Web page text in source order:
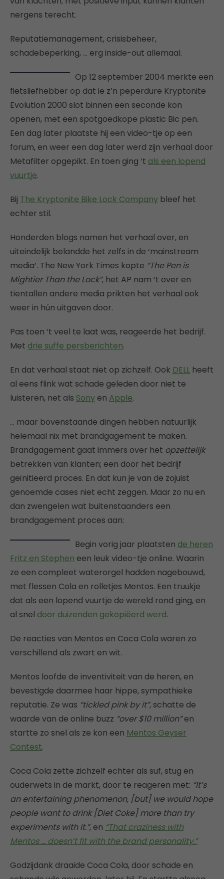
nergens terecht.
Reputatiemanagement, crisisbeheer,
schadebeperking, … erg inside-out allemaal.
Op 12 september 2004 merkte een
fietsliefhebber op dat ie z’n peperdure Kryptonite
Evolution 2000 slot binnen een seconde kon
openen, met een spotgoedkope plastic Bic pen.
Een dag later plaatste hij een video-tje op een
forum, en weer een dag later werd zijn verhaal door
Metafilter opgepikt. En toen ging ‘t als een lopend
vuurtje.
Bij The Kryptonite Bike Lock Company bleef het
echter stil.
Honderden blogs namen het verhaal over, en
uiteindelijk belandde het zelfs in de ‘mainstream
media’. The New York Times kopte “The Pen is
Mightier Than the Lock”, het AP nam ‘t over en
tientallen andere media prikten het verhaal ook
weer in hún uitgaven door.
Pas toen ‘t veel te laat was, reageerde het bedrijf.
Met drie suffe persberichten.
En dat verhaal staat niet op zichzelf. Ook DELL heeft
al eens flink wat schade geleden door niet te
luisteren, net als Sony en Apple.
… maar bovenstaande dingen hebben natuurlijk
helemaal nix met brandgagement te maken.
Brandgagement gaat immers over het opzettelijk
betrekken van klanten; een door het bedrijf
geïnitieerd proces. En dat kun je van de zojuist
genoemde cases niet echt zeggen. Maar zo nu en
dan zwengelen wat buitenstaanders een
brandgagement proces aan:
Begin vorig jaar plaatsten de heren
Fritz en Stephen een leuk video-tje online. Waarin
ze een compleet waterorgel hadden nagebouwd,
met flessen Cola en rolletjes Mentos. Een truukje
dat als een lopend vuurtje de wereld rond ging, en
al snel door duizenden gekopiëerd werd.
De reacties van Mentos en Coca Cola waren zo
verschillend als zwart en wit.
Mentos loofde de inventiviteit van de heren, en
bevestigde daarmee haar hippe, sympathieke
reputatie. Ze was “tickled pink by it”, schatte de
waarde van de online buzz “over $10 million”en
startte zo snel als ze kon een Mentos Geyser
Contest.
Coca Cola zette zichzelf echter als suf, stug en
ouderwets in de markt, door te reageren met: “It’s
an entertaining phenomenon, [but] we would hope
people want to drink [Diet Coke] more than try
experiments with it.”, en “That craziness with
Mentos … doesn’t fit with the brand personality.”
Godzijdank draaide Coca Cola, door schade en